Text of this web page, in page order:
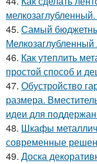
45. Самый
46. Как утеплить
простой способ и
47. Обустройство
размера.
идеи для
48. Шкафы
современные
49. Доска